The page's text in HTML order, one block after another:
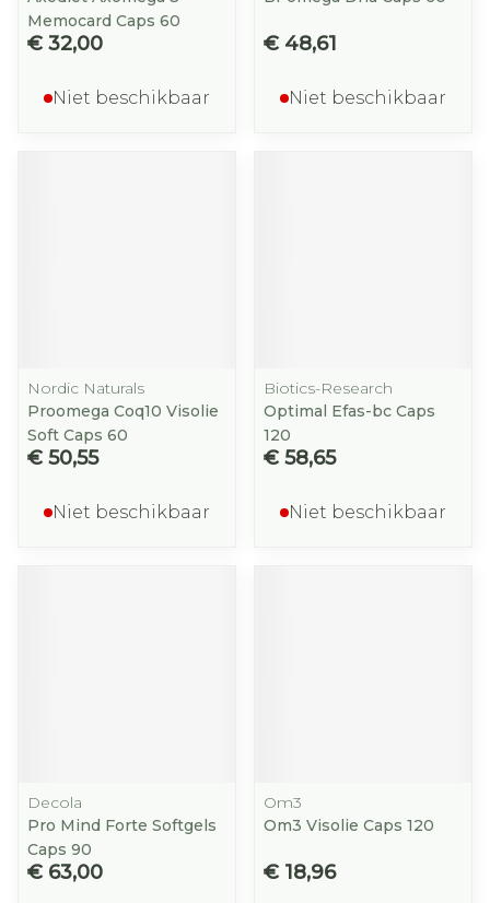
Memocard Caps 60
€ 32,00
Niet beschikbaar
€ 48,61
Niet beschikbaar
Nordic Naturals
Proomega Coq10 Visolie
Soft Caps 60
€ 50,55
Niet beschikbaar
Biotics-Research
Optimal Efas-bc Caps
120
€ 58,65
Niet beschikbaar
Decola
Pro Mind Forte Softgels
Caps 90
€ 63,00
Om3
Om3 Visolie Caps 120
€ 18,96